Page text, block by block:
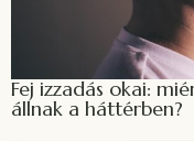
Fej izzadás okai:
állnak a háttérben?